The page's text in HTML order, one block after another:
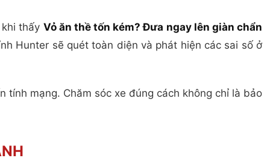
thấy Vỏ ăn thề tốn kém? Đưa ngay lên giàn chẩn
Hunter sẽ quét toàn diện và phát hiện các sai số ở
tính mạng. Chăm sóc xe đúng cách không chỉ là bảo